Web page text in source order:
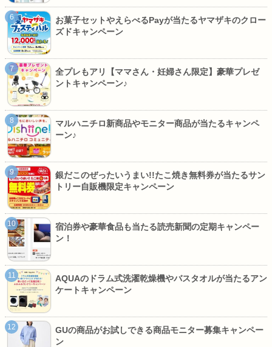
お菓子セットやえらべるPayが当たるヤマザキのクロー
ズドキャンペーン
全プレもアリ【ママさん・妊婦さん限定】豪華プレゼ
ントキャンペーン♪
マルハニチロ新商品やモニター商品が当たるキャンペ
ーン♪
銀だこのぜったいうまい!!たこ焼き無料券が当たるサン
トリー自販機限定キャンペーン
宿泊券や豪華食品も当たる読売新聞の定期キャンペー
ン！
AQUAのドラム式洗濯乾燥機やバスタオルが当たるアン
ケートキャンペーン
GUの商品がお試しできる商品モニター募集キャンペー
ン